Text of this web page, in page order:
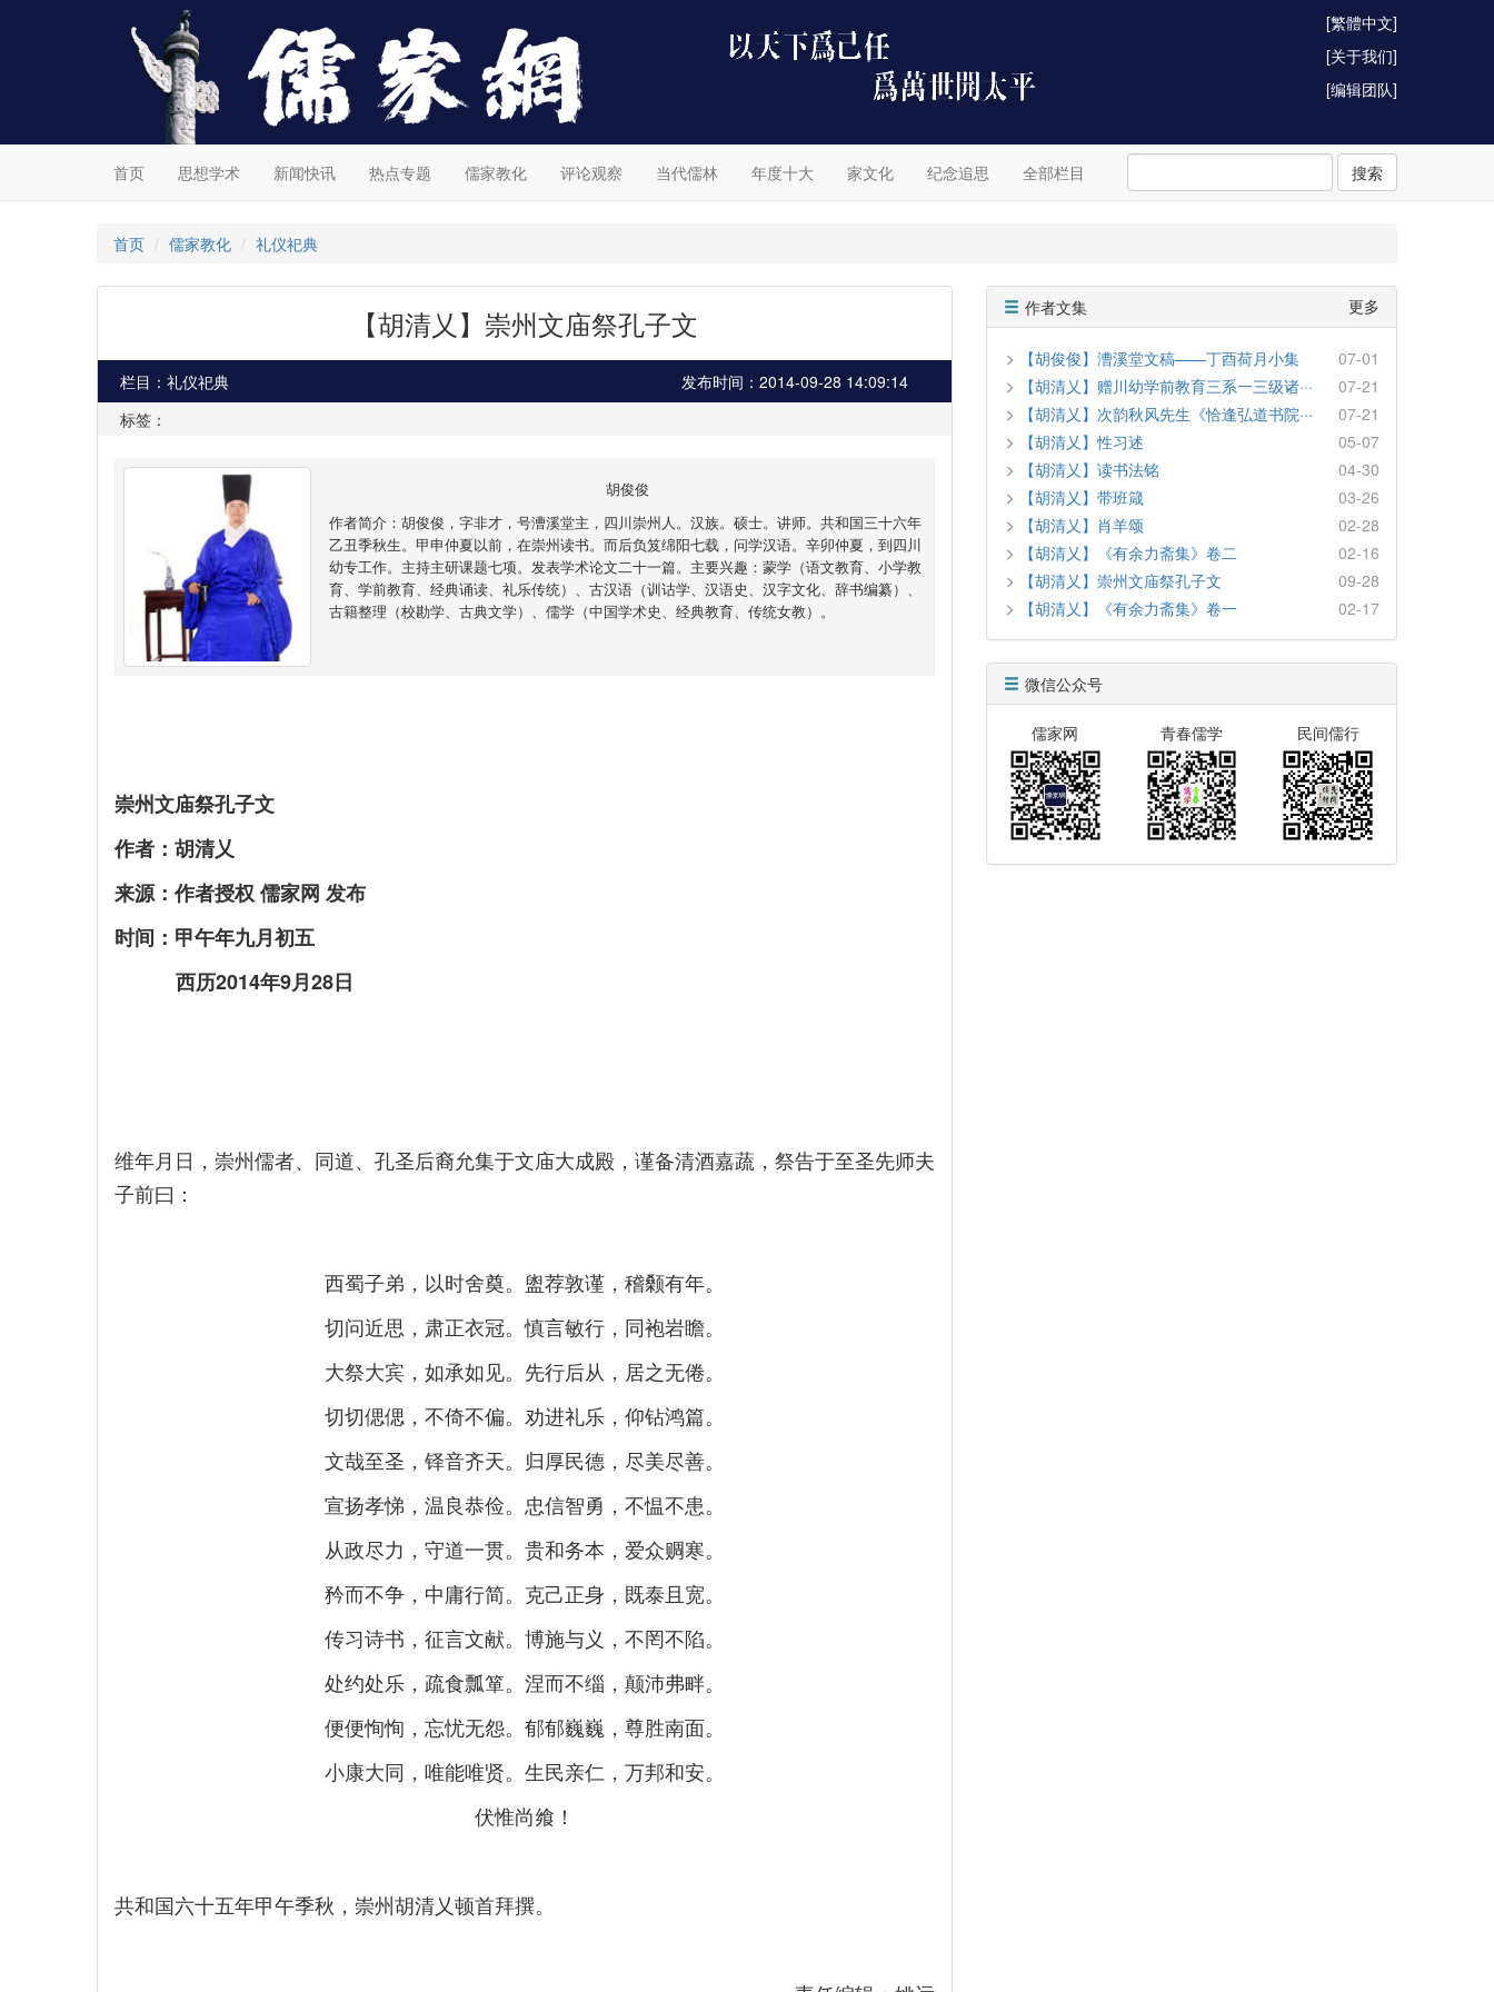
[繁體中文]
[关于我们]
[编辑团队]
首页 思想学术 新闻快讯 热点专题 儒家教化 评论观察 当代儒林 年度十大 家文化 纪念追思 全部栏目 搜索
首页 儒家教化 礼仪祀典
【胡清乂】崇州文庙祭孔子文
栏目：礼仪祀典
发布时间：2014-09-28 14:09:14
标签：
胡俊俊
作者简介：胡俊俊，字非才，号漕溪堂主，四川崇州人。汉族。硕士。讲师。共和国三十六年
乙丑季秋生。甲申仲夏以前，在崇州读书。而后负笈绵阳七载，问学汉语。辛卯仲夏，到四川
幼专工作。主持主研课题七项。发表学术论文二十一篇。主要兴趣：蒙学（语文教育、小学教
育、学前教育、经典诵读、礼乐传统）、古汉语（训诂学、汉语史、汉字文化、辞书编纂）、
古籍整理（校勘学、古典文学）、儒学（中国学术史、经典教育、传统女教）。
崇州文庙祭孔子文
作者：胡清乂
来源：作者授权 儒家网 发布
时间：甲午年九月初五
西历2014年9月28日
维年月日，崇州儒者、同道、孔圣后裔允集于文庙大成殿，谨备清酒嘉蔬，祭告于至圣先师夫
子前曰：
西蜀子弟，以时舍奠。盥荐敦谨，稽颡有年。
切问近思，肃正衣冠。慎言敏行，同袍岩瞻。
大祭大宾，如承如见。先行后从，居之无倦。
切切偲偲，不倚不偏。劝进礼乐，仰钻鸿篇。
文哉至圣，铎音齐天。归厚民德，尽美尽善。
宣扬孝悌，温良恭俭。忠信智勇，不愠不患。
从政尽力，守道一贯。贵和务本，爱众赒寒。
矜而不争，中庸行简。克己正身，既泰且宽。
传习诗书，征言文献。博施与义，不罔不陷。
处约处乐，疏食瓢箪。涅而不缁，颠沛弗畔。
便便恂恂，忘忧无怨。郁郁巍巍，尊胜南面。
小康大同，唯能唯贤。生民亲仁，万邦和安。
伏惟尚飨！
共和国六十五年甲午季秋，崇州胡清乂顿首拜撰。
作者文集 更多
【胡俊俊】漕溪堂文稿——丁酉荷月小集
07-01
【胡清乂】赠川幼学前教育三系一三级诸···
07-21
【胡清乂】次韵秋风先生《恰逢弘道书院···
07-21
【胡清乂】性习述
05-07
【胡清乂】读书法铭
04-30
【胡清乂】带班箴
03-26
【胡清乂】肖羊颂
02-28
【胡清乂】《有余力斋集》卷二
02-16
【胡清乂】崇州文庙祭孔子文
09-28
【胡清乂】《有余力斋集》卷一
02-17
微信公众号
儒家网 青春儒学 民间儒行